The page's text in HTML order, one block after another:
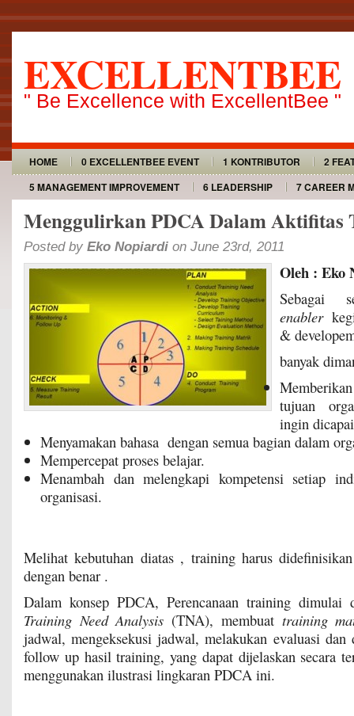
EXCELLENTBEE
" Be Excellence with ExcellentBee "
HOME 0 EXCELLENTBEE EVENT 1 KONTRIBUTOR
2
5 MANAGEMENT IMPROVEMENT
6 LEADERSHIP 7 CAREER
Menggulirkan PDCA Dalam Aktifitas
Posted by Eko Nopiardi on June 23rd, 2011
Oleh : Eko
Sebagai
enabler
&
banyak
tujuan
ingin
Menyamakan bahasa dengan semua bagian dalam
Mempercepat proses belajar.
Menambah dan melengkapi kompetensi setiap
organisasi.
Melihat kebutuhan diatas , training harus
dengan benar .
Dalam konsep PDCA, Perencanaan training dimulai
Training Need Analysis (TNA), membuat training
jadwal, mengeksekusi jadwal, melakukan evaluasi dan
follow up hasil training, yang dapat dijelaskan secara
menggunakan ilustrasi lingkaran PDCA ini.